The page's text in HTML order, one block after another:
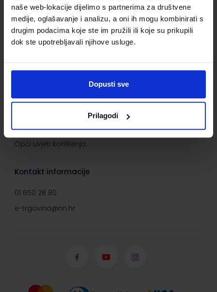
naše web-lokacije dijelimo s partnerima za društvene
medije, oglašavanje i analizu, a oni ih mogu kombinirati s
drugim podacima koje ste im pružili ili koje su prikupili
dok ste upotrebljavali njihove usluge.
Dopusti sve
Prilagodi
Kako kupovati
Kako do popusta
Privatnost i sigurnost podataka
Načini plaćanja
Saznajte više
O Narodnim novinama d.d.
Opći uvjeti korištenja
Kontakt informacije
01 650 28 80
e-trgovina@nn.hr